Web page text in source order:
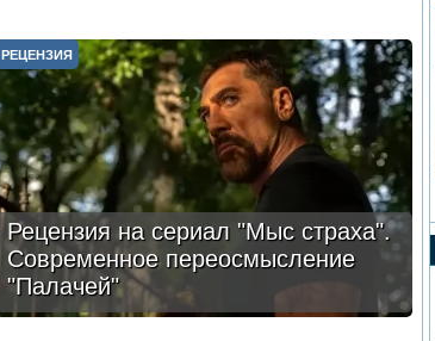
Рецензия на сериал "Мыс страха".
Современное переосмысление
"Палачей"
РЕЦЕНЗИЯ